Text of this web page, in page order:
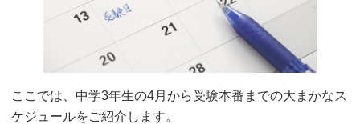
ここでは、中学3年生の4月から受験本番までの大まかなス
ケジュールをご紹介します。